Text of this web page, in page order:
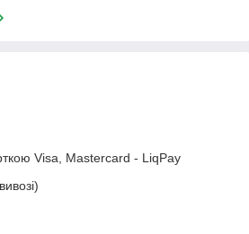
Visa, Mastercard - LiqPay